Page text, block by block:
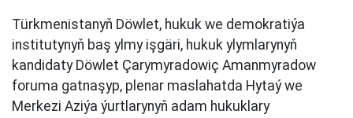
Türkmenistanyň Döwlet, hukuk we demokratiýa
institutynyň baş ylmy işgäri, hukuk ylymlarynyň
kandidaty Döwlet Çarymyradowiç Amanmyradow
foruma gatnaşyp, plenar maslahatda Hytaý we
Merkezi Aziýa ýurtlarynyň adam hukuklary